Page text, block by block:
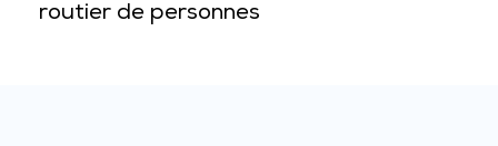
routier de personnes